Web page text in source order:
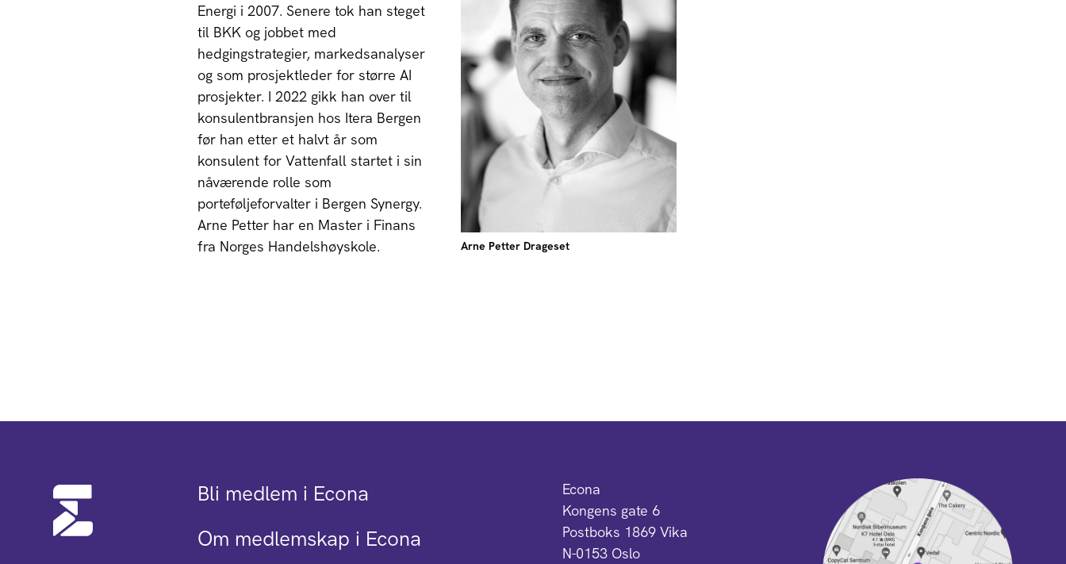
Arne Petter Drageset
Energi i 2007. Senere tok han steget
til BKK og jobbet med
hedgingstrategier, markedsanalyser
og som prosjektleder for større AI
prosjekter. I 2022 gikk han over til
konsulentbransjen hos Itera Bergen
før han etter et halvt år som
konsulent for Vattenfall startet i sin
nåværende rolle som
porteføljeforvalter i Bergen Synergy.
Arne Petter har en Master i Finans
fra Norges Handelshøyskole.
Bli medlem i Econa
Om medlemskap i Econa
Econa
Kongens gate 6
Postboks 1869 Vika
N-0153 Oslo